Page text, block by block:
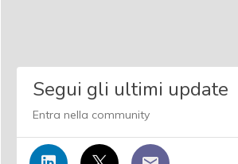
Segui gli ultimi update
Entra nella community